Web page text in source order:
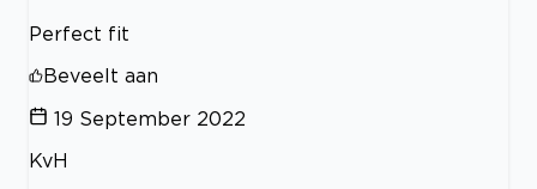
Perfect fit
Beveelt aan
19 September 2022
KvH